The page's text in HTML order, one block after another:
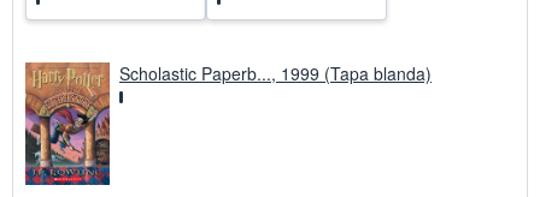
n
o
Scholastic Paperb..., 1999 (Tapa blanda)